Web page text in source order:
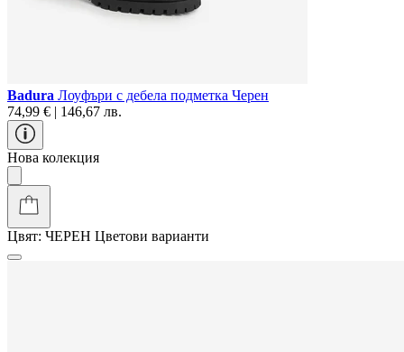
Badura Лоуфъри с дебела подметка Черен
74,99 € | 146,67 лв.
Нова колекция
Цвят: ЧЕРЕН Цветови варианти